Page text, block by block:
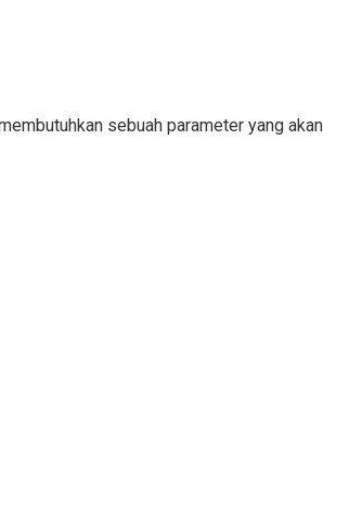
sebuah parameter yang akan